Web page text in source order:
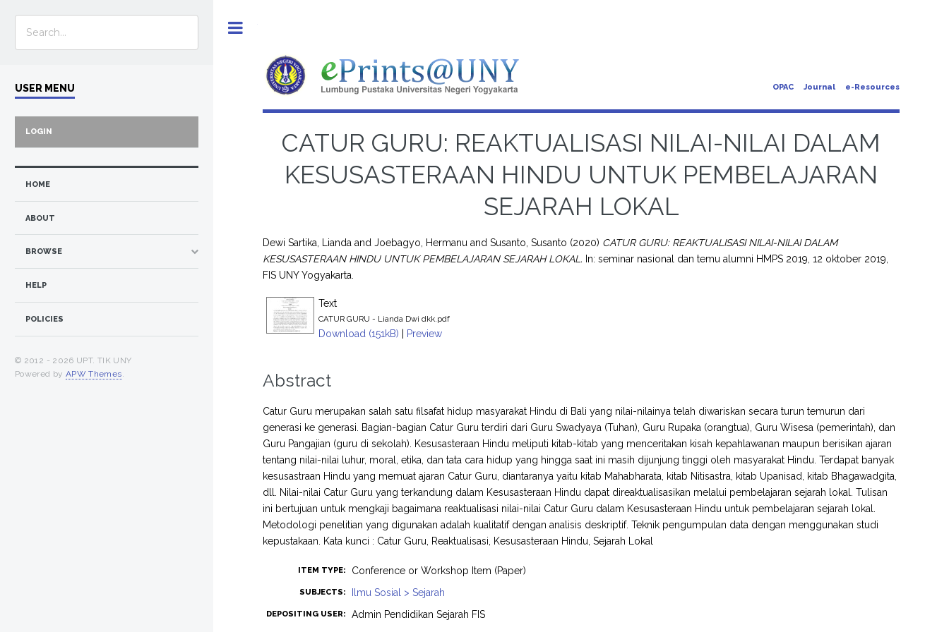
OPAC Journal e-Resources
CATUR GURU: REAKTUALISASI NILAI-NILAI DALAM
KESUSASTERAAN HINDU UNTUK PEMBELAJARAN
SEJARAH LOKAL
Dewi Sartika, Lianda andJoebagyo, Hermanu andSusanto, Susanto (2020) CATUR GURU: REAKTUALISASI NILAI-NILAI DALAM
KESUSASTERAAN HINDU UNTUK PEMBELAJARAN SEJARAH LOKAL. In: seminar nasional dan temu alumni HMPS 2019, 12 oktober 2019,
FIS UNY Yogyakarta.
Text
CATUR GURU - Lianda Dwi dkk.pdf
Download (151kB) | Preview
Abstract
Catur Guru merupakan salah satu filsafat hidup masyarakat Hindu di Bali yang nilai-nilainya telah diwariskan secara turun temurun dari
generasi ke generasi. Bagian-bagian Catur Guru terdiri dari Guru Swadyaya (Tuhan), Guru Rupaka (orangtua), Guru Wisesa (pemerintah), dan
Guru Pangajian (guru di sekolah). Kesusasteraan Hindu meliputi kitab-kitab yang menceritakan kisah kepahlawanan maupun berisikan ajaran
tentang nilai-nilai luhur, moral, etika, dan tata cara hidup yang hingga saat ini masih dijunjung tinggi oleh masyarakat Hindu. Terdapat banyak
kesusastraan Hindu yang memuat ajaran Catur Guru, diantaranya yaitu kitab Mahabharata, kitab Nitisastra, kitab Upanisad, kitab Bhagawadgita,
dll. Nilai-nilai Catur Guru yang terkandung dalam Kesusasteraan Hindu dapat direaktualisasikan melalui pembelajaran sejarah lokal. Tulisan
ini bertujuan untuk mengkaji bagaimana reaktualisasi nilai-nilai Catur Guru dalam Kesusasteraan Hindu untuk pembelajaran sejarah lokal.
Metodologi penelitian yang digunakan adalah kualitatif dengan analisis deskriptif. Teknik pengumpulan data dengan menggunakan studi
kepustakaan. Kata kunci : Catur Guru, Reaktualisasi, Kesusasteraan Hindu, Sejarah Lokal
ITEM TYPE: Conference or Workshop Item (Paper)
SUBJECTS: Ilmu Sosial > Sejarah
DEPOSITING USER: Admin Pendidikan Sejarah FIS
USER MENU
LOGIN
HOME
ABOUT
BROWSE
HELP
POLICIES
© 2012 - 2026 UPT. TIK UNY
Powered by APW Themes